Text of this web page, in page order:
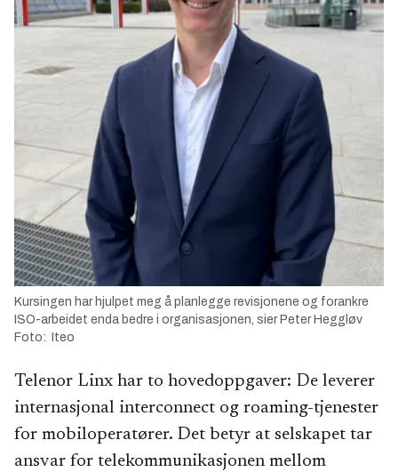
Kursingen har hjulpet meg å planlegge revisjonene og forankre
ISO-arbeidet enda bedre i organisasjonen, sier Peter Heggløv
Foto: Iteo
Telenor Linx har to hovedoppgaver: De leverer
internasjonal interconnect og roaming-tjenester
for mobiloperatører. Det betyr at selskapet tar
ansvar for telekommunikasjonen mellom